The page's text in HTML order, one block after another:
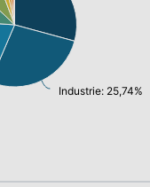
Industrie: 25,74%